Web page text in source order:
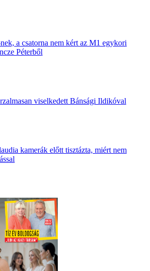
a csatorna nem kért az M1 egykori
Péterből
viselkedett Bánsági Ildikóval
kamerák előtt tisztázta, miért nem